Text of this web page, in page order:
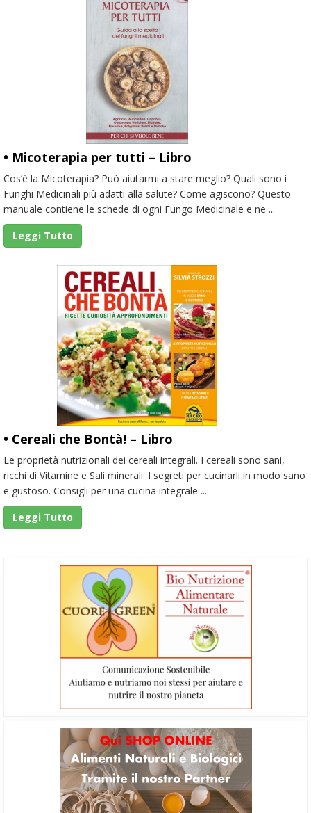
• Micoterapia per tutti – Libro
Cos’è la Micoterapia? Può aiutarmi a stare meglio? Quali sono i
Funghi Medicinali più adatti alla salute? Come agiscono? Questo
manuale contiene le schede di ogni Fungo Medicinale e ne ...
Leggi Tutto
• Cereali che Bontà! – Libro
Le proprietà nutrizionali dei cereali integrali. I cereali sono sani,
ricchi di Vitamine e Sali minerali. I segreti per cucinarli in modo sano
e gustoso. Consigli per una cucina integrale ...
Leggi Tutto
Barra
laterale
primaria